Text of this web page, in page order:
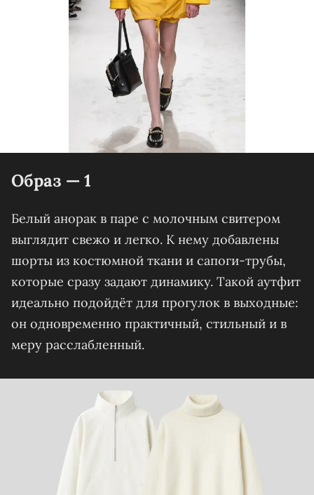
Образ — 1
Белый анорак в паре с молочным свитером
выглядит свежо и легко. К нему добавлены
шорты из костюмной ткани и сапоги-трубы,
которые сразу задают динамику. Такой аутфит
идеально подойдёт для прогулок в выходные:
он одновременно практичный, стильный и в
меру расслабленный.